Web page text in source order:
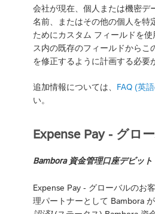
会社が現在、個人または機密デ
名前、またはその他の個人を特
ためにカスタム フィールドを
ス内の既存のフィールドからこ
を修正するように計画する必要
追加情報については、 FAQ (英
い。
Expense Pay - グロ
Bambora 資金管理口座デビッ
Expense Pay - グローバルのお
理パートナーとして Bambora